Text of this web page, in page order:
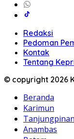
Redaksi
Pedoman
Kontak
Tentang
© copyright 2026
Beranda
Karimun
Anambas